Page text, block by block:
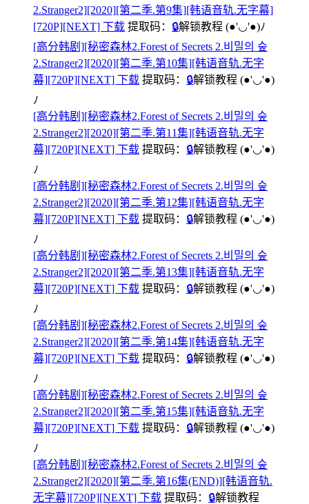
2.Stranger2][2020][第二季.第9集][韩语音轨.无字幕]
[720P][NEXT] 下载 提取码： 🔒解锁教程 (●'◡'●)ﾉ
[高分韩剧][秘密森林2.Forest of Secrets 2.비밀의 숲
2.Stranger2][2020][第二季.第10集][韩语音轨.无字
幕][720P][NEXT] 下载 提取码： 🔒解锁教程 (●'◡'●)
ﾉ
[高分韩剧][秘密森林2.Forest of Secrets 2.비밀의 숲
2.Stranger2][2020][第二季.第11集][韩语音轨.无字
幕][720P][NEXT] 下载 提取码： 🔒解锁教程 (●'◡'●)
ﾉ
[高分韩剧][秘密森林2.Forest of Secrets 2.비밀의 숲
2.Stranger2][2020][第二季.第12集][韩语音轨.无字
幕][720P][NEXT] 下载 提取码： 🔒解锁教程 (●'◡'●)
ﾉ
[高分韩剧][秘密森林2.Forest of Secrets 2.비밀의 숲
2.Stranger2][2020][第二季.第13集][韩语音轨.无字
幕][720P][NEXT] 下载 提取码： 🔒解锁教程 (●'◡'●)
ﾉ
[高分韩剧][秘密森林2.Forest of Secrets 2.비밀의 숲
2.Stranger2][2020][第二季.第14集][韩语音轨.无字
幕][720P][NEXT] 下载 提取码： 🔒解锁教程 (●'◡'●)
ﾉ
[高分韩剧][秘密森林2.Forest of Secrets 2.비밀의 숲
2.Stranger2][2020][第二季.第15集][韩语音轨.无字
幕][720P][NEXT] 下载 提取码： 🔒解锁教程 (●'◡'●)
ﾉ
[高分韩剧][秘密森林2.Forest of Secrets 2.비밀의 숲
2.Stranger2][2020][第二季.第16集(END)][韩语音轨.
无字幕][720P][NEXT] 下载 提取码： 🔒解锁教程